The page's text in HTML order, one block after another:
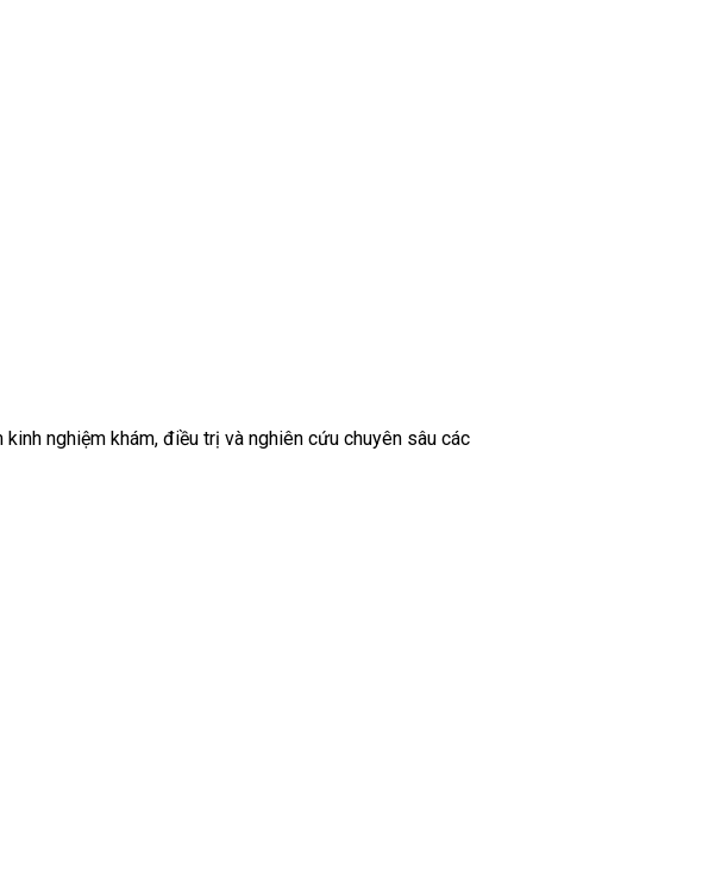
kinh nghiệm khám, điều trị và nghiên cứu chuyên sâu các